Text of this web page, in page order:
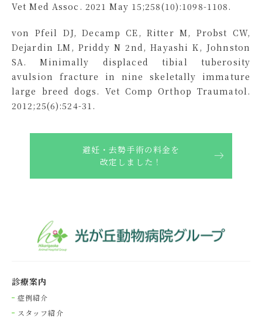
Vet Med Assoc. 2021 May 15;258(10):1098-1108.
von Pfeil DJ, Decamp CE, Ritter M, Probst CW,
Dejardin LM, Priddy N 2nd, Hayashi K, Johnston
SA. Minimally displaced tibial tuberosity
avulsion fracture in nine skeletally immature
large breed dogs. Vet Comp Orthop Traumatol.
2012;25(6):524-31.
避妊・去勢手術の料金を
改定しました！
診療案内
症例紹介
スタッフ紹介